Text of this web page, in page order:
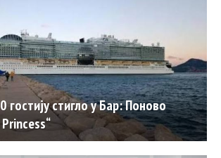
стигло у Бар: Поново